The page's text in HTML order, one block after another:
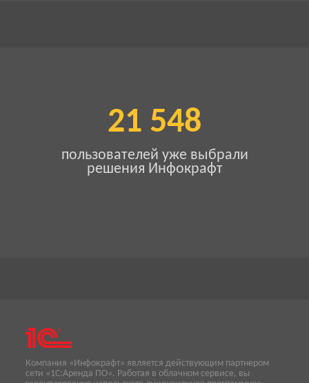
21 548
пользователей уже выбрали
решения Инфокрафт
Компания «Инфокрафт» является действующим партнером
сети «1С:Аренда ПО». Работая в облачном сервисе, вы